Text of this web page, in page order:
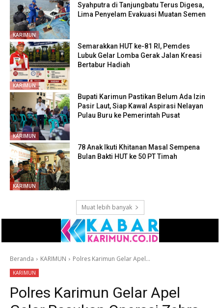
KARIMUN
Syahputra di Tanjungbatu Terus Digesa,
Lima Penyelam Evakuasi Muatan Semen
KARIMUN
Semarakkan HUT ke-81 RI, Pemdes
Lubuk Gelar Lomba Gerak Jalan Kreasi
Bertabur Hadiah
KARIMUN
Bupati Karimun Pastikan Belum Ada Izin
Pasir Laut, Siap Kawal Aspirasi Nelayan
Pulau Buru ke Pemerintah Pusat
KARIMUN
78 Anak Ikuti Khitanan Masal Sempena
Bulan Bakti HUT ke 50 PT Timah
Muat lebih banyak